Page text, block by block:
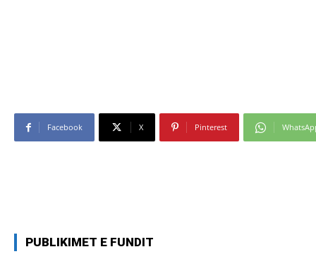
Facebook X Pinterest
PUBLIKIMET E FUNDIT